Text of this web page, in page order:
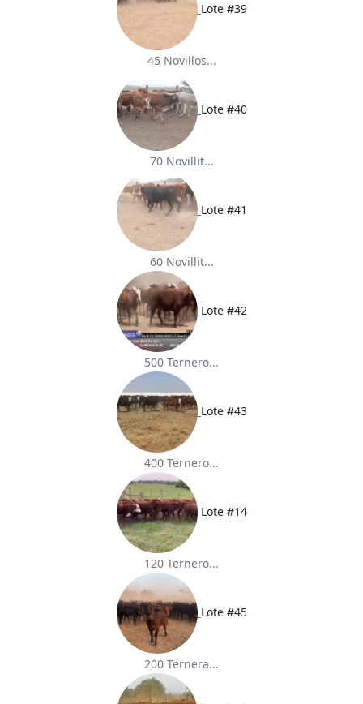
Lote #39
45 Novillos...
Lote #40
70 Novillit...
Lote #41
60 Novillit...
Lote #42
500 Ternero...
Lote #43
400 Ternero...
Lote #14
120 Ternero...
Lote #45
200 Ternera...